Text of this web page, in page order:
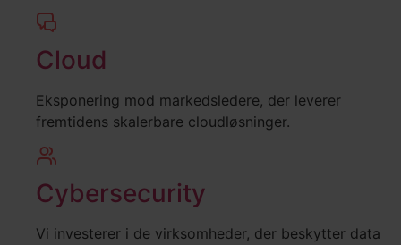
Cloud
Eksponering mod markedsledere, der leverer
fremtidens skalerbare cloudløsninger.
Cybersecurity
Vi investerer i de virksomheder, der beskytter data